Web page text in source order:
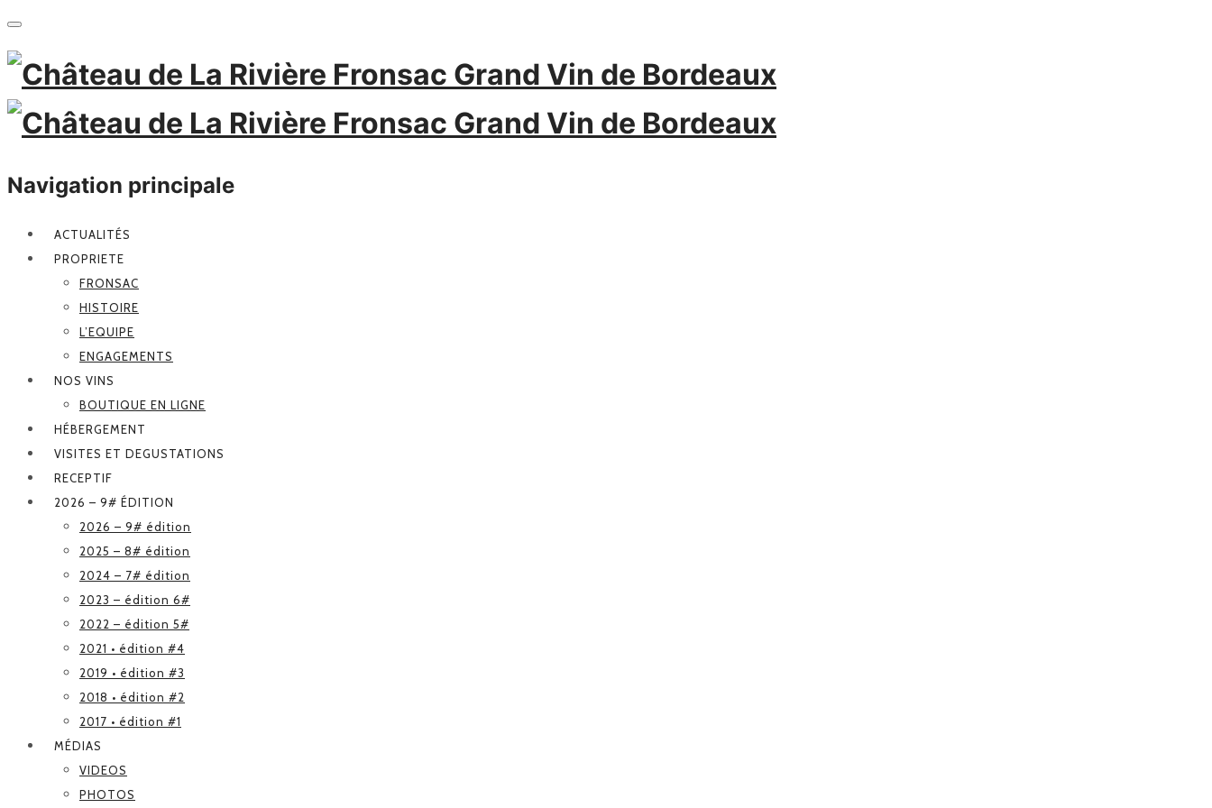
Navigation principale
ACTUALITÉS
PROPRIETE
FRONSAC
HISTOIRE
L’EQUIPE
ENGAGEMENTS
NOS VINS
BOUTIQUE EN LIGNE
HÉBERGEMENT
VISITES ET DEGUSTATIONS
RECEPTIF
2026 – 9# ÉDITION
2026 – 9# édition
2025 – 8# édition
2024 – 7# édition
2023 – édition 6#
2022 – édition 5#
2021 • édition #4
2019 • édition #3
2018 • édition #2
2017 • édition #1
MÉDIAS
VIDEOS
PHOTOS